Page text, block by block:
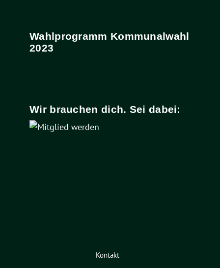
Wahlprogramm Kommunalwahl
2023
Wir brauchen dich. Sei dabei:
Kontakt